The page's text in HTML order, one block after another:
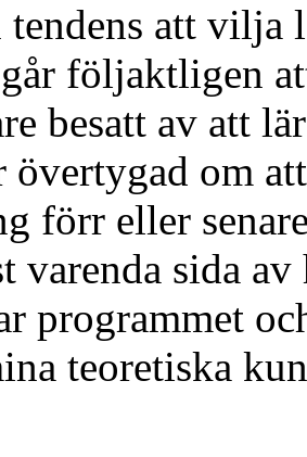
tendens att
följaktligen
besatt av att
övertygad om
förr eller
varenda sida
programmet
teoretiska